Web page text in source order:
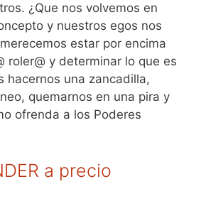
¿Que nos volvemos en
y nuestros egos nos
estar por encima
roler@ y determinar lo que es
hacernos una zancadilla,
quemarnos en una pira y
ofrenda a los Poderes
a precio